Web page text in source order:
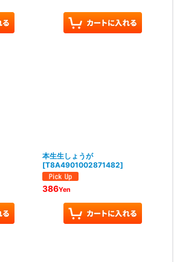
本生生しょうが
[T8A4901002871482]
386Yen